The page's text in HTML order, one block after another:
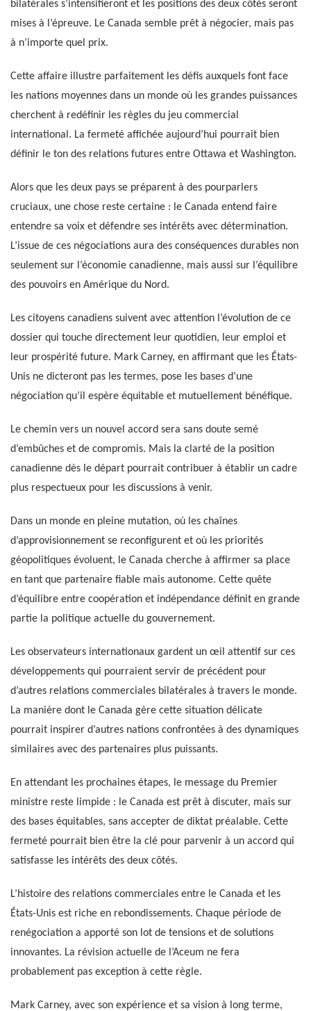
bilatérales s’intensifieront et les positions des deux côtés seront
mises à l’épreuve. Le Canada semble prêt à négocier, mais pas
à n’importe quel prix.
Cette affaire illustre parfaitement les défis auxquels font face
les nations moyennes dans un monde où les grandes puissances
cherchent à redéfinir les règles du jeu commercial
international. La fermeté affichée aujourd’hui pourrait bien
définir le ton des relations futures entre Ottawa et Washington.
Alors que les deux pays se préparent à des pourparlers
cruciaux, une chose reste certaine : le Canada entend faire
entendre sa voix et défendre ses intérêts avec détermination.
L’issue de ces négociations aura des conséquences durables non
seulement sur l’économie canadienne, mais aussi sur l’équilibre
des pouvoirs en Amérique du Nord.
Les citoyens canadiens suivent avec attention l’évolution de ce
dossier qui touche directement leur quotidien, leur emploi et
leur prospérité future. Mark Carney, en affirmant que les États-
Unis ne dicteront pas les termes, pose les bases d’une
négociation qu’il espère équitable et mutuellement bénéfique.
Le chemin vers un nouvel accord sera sans doute semé
d’embûches et de compromis. Mais la clarté de la position
canadienne dès le départ pourrait contribuer à établir un cadre
plus respectueux pour les discussions à venir.
Dans un monde en pleine mutation, où les chaînes
d’approvisionnement se reconfigurent et où les priorités
géopolitiques évoluent, le Canada cherche à affirmer sa place
en tant que partenaire fiable mais autonome. Cette quête
d’équilibre entre coopération et indépendance définit en grande
partie la politique actuelle du gouvernement.
Les observateurs internationaux gardent un œil attentif sur ces
développements qui pourraient servir de précédent pour
d’autres relations commerciales bilatérales à travers le monde.
La manière dont le Canada gère cette situation délicate
pourrait inspirer d’autres nations confrontées à des dynamiques
similaires avec des partenaires plus puissants.
En attendant les prochaines étapes, le message du Premier
ministre reste limpide : le Canada est prêt à discuter, mais sur
des bases équitables, sans accepter de diktat préalable. Cette
fermeté pourrait bien être la clé pour parvenir à un accord qui
satisfasse les intérêts des deux côtés.
L’histoire des relations commerciales entre le Canada et les
États-Unis est riche en rebondissements. Chaque période de
renégociation a apporté son lot de tensions et de solutions
innovantes. La révision actuelle de l’Aceum ne fera
probablement pas exception à cette règle.
Mark Carney, avec son expérience et sa vision à long terme,